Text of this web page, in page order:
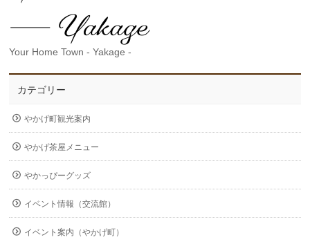
Your Home Town - Yakage -
カテゴリー
やかげ町観光案内
やかげ茶屋メニュー
やかっぴーグッズ
イベント情報（交流館）
イベント案内（やかげ町）